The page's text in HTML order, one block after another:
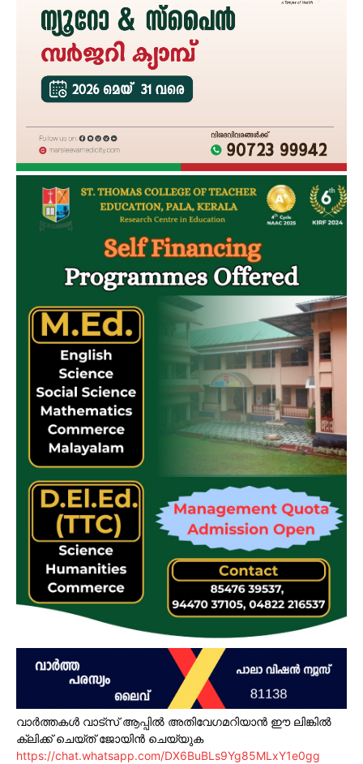
വാർത്തകൾ വാട്സ് ആപ്പിൽ അതിവേഗമറിയാൻ ഈ ലിങ്കിൽ
ക്ലിക്ക് ചെയ്ത് ജോയിൻ ചെയ്യുക
https://chat.whatsapp.com/DX6BuBLs9Yg85MLxY1e0gg